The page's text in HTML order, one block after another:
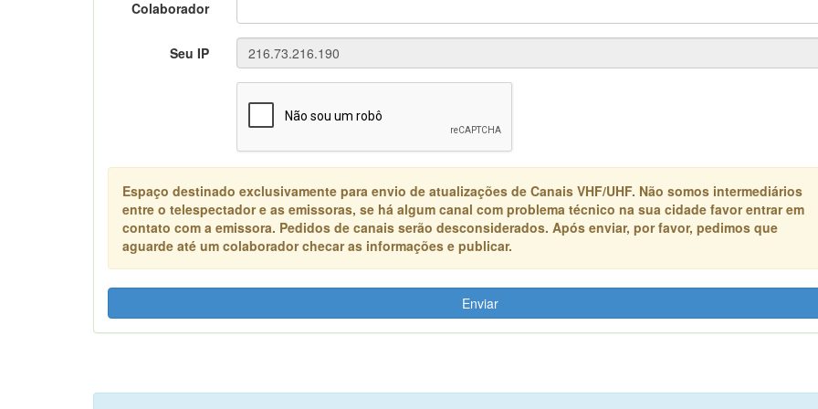
Colaborador
Seu IP
Espaço destinado exclusivamente para envio de atualizações de Canais VHF/UHF. Não somos intermediários
entre o telespectador e as emissoras, se há algum canal com problema técnico na sua cidade favor entrar em
contato com a emissora. Pedidos de canais serão desconsiderados. Após enviar, por favor, pedimos que
aguarde até um colaborador checar as informações e publicar.
Enviar